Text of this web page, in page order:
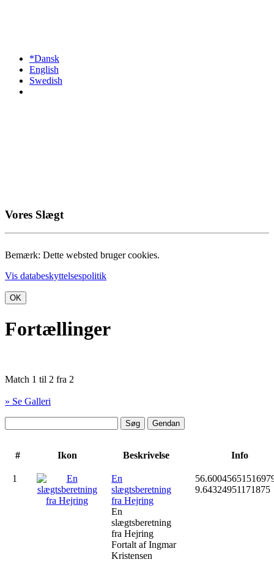
*Dansk
English
Swedish
Vores Slægt
Bemærk: Dette websted bruger cookies.
Vis databeskyttelsespolitik
OK
Fortællinger
Match 1 til 2 fra 2
» Se Galleri
# Ikon Beskrivelse Info
1
En
slægtsberetning
fra Hejring
En
slægtsberetning
fra Hejring
Fortalt af Ingmar
Kristensen
9.64324951171875